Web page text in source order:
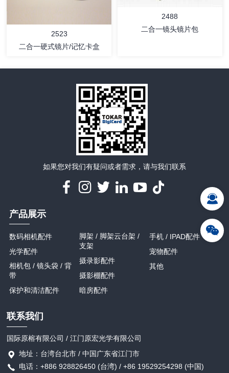
2523
二合一硬式镜片/记忆卡盒
2488
二合一镜头镜片包
如果您对我们有疑问或者需求，请与我们联系
产品展示
数码相机配件
光学配件
相机包 / 镜头袋 / 背
带
保护和清洁配件
脚架 / 脚架云台架 /
支架
摄录影配件
摄影棚配件
暗房配件
手机 / IPAD配件
宠物配件
其他
联系我们
国际原榕有限公司 / 江门原宏光学有限公司
地址：台湾台北市 / 中国广东省江门市
电话：+886 928826450 (台湾) / +86 19529254298 (中国)